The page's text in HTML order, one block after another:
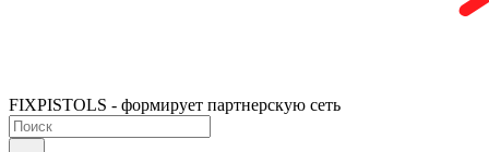
FIXPISTOLS - формирует партнерскую сеть